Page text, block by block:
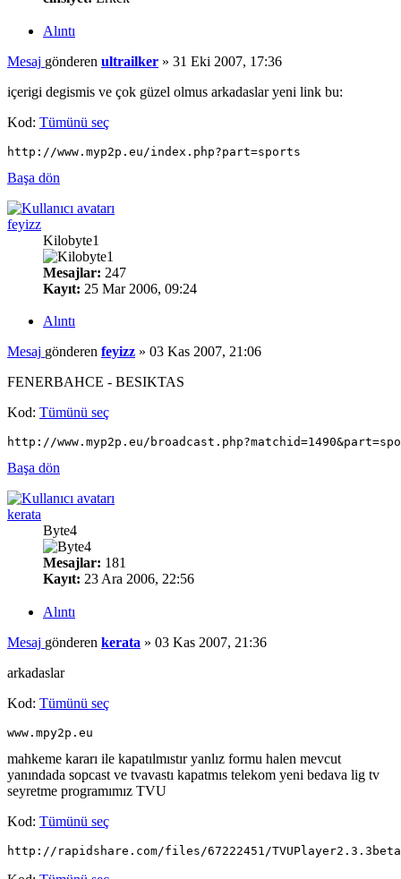
Alıntı
Mesaj gönderen ultrailker » 31 Eki 2007, 17:36
içerigi degismis ve çok güzel olmus arkadaslar yeni link bu:
Kod: Tümünü seç
http://www.myp2p.eu/index.php?part=sports
Başa dön
feyizz
Kilobyte1
Mesajlar: 247
Kayıt: 25 Mar 2006, 09:24
Alıntı
Mesaj gönderen feyizz » 03 Kas 2007, 21:06
FENERBAHCE - BESIKTAS
Kod: Tümünü seç
http://www.myp2p.eu/
Başa dön
kerata
Byte4
Mesajlar: 181
Kayıt: 23 Ara 2006, 22:56
Alıntı
Mesaj gönderen kerata » 03 Kas 2007, 21:36
arkadaslar
Kod: Tümünü seç
www.mpy2p.eu
mahkeme kararı ile kapatılmıstır yanlız formu halen mevcut
yanındada sopcast ve tvavastı kapatmıs telekom yeni bedava lig tv
seyretme programımız TVU
Kod: Tümünü seç
http://rapidshare.com/files/67222451/